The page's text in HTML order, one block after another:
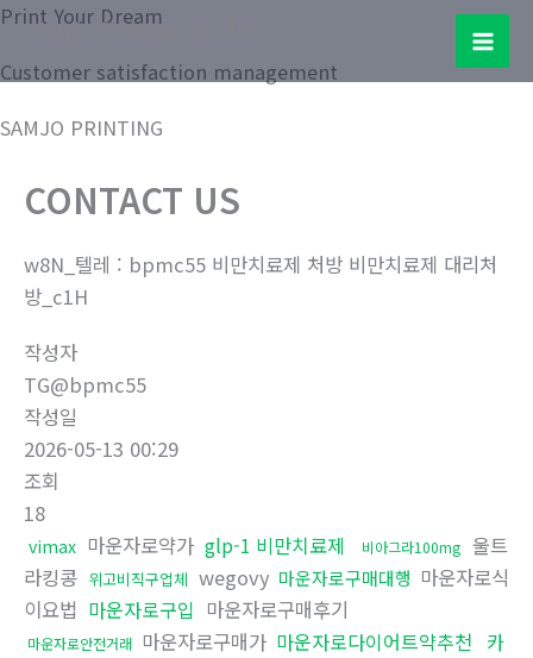
콘
츠
건
Samjo Printing Co. LTD.
Main
Print Your Dream
Customer satisfaction management
SAMJO PRINTING
CONTACT US
w8N_텔레 : bpmc55 비만치료제 처방 비만치료제 대리처
방_c1H
작성자
TG@bpmc55
작성일
2026-05-13 00:29
조회
18
vimax 마운자로약가 glp-1 비만치료제 비아그라100mg 울트
라킹콩 위고비직구업체 wegovy 마운자로구매대행 마운자로식
이요법 마운자로구입 마운자로구매후기
마운자로안전거래 마운자로구매가 마운자로다이어트약추천 카